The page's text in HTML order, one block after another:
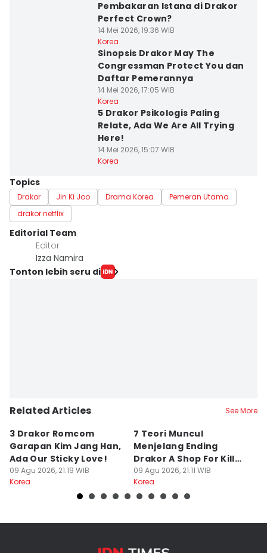
Pembakaran Istana di Drakor
Perfect Crown?
14 Mei 2026, 19:36 WIB
Korea
Sinopsis Drakor May The
Congressman Protect You dan
Daftar Pemerannya
14 Mei 2026, 17:05 WIB
Korea
5 Drakor Psikologis Paling
Relate, Ada We Are All Trying
Here!
14 Mei 2026, 15:07 WIB
Korea
Topics
Drakor Jin Ki Joo Drama Korea
Pemeran Utama
drakor netflix
Editorial Team
Editor
Izza Namira
Tonton lebih seru di
Related Articles See More
3 Drakor Romcom
Garapan Kim Jang Han,
Ada Our Sticky Love!
09 Agu 2026, 21:19 WIB
Korea
7 Teori Muncul
Menjelang Ending
Drakor A Shop For Killers
2
09 Agu 2026, 21:11 WIB
Korea